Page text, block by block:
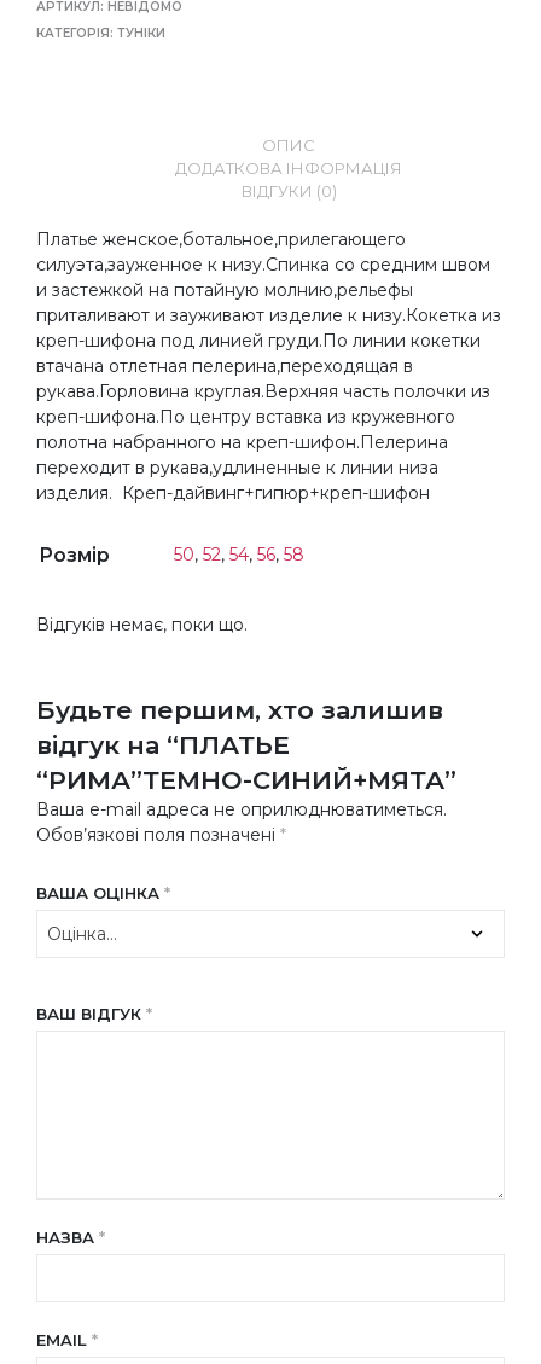
АРТИКУЛ: НЕВІДОМО
КАТЕГОРІЯ: ТУНІКИ
ОПИС
ДОДАТКОВА ІНФОРМАЦІЯ
ВІДГУКИ (0)
Платье женское,ботальное,прилегающего
силуэта,зауженное к низу.Спинка со средним швом
и застежкой на потайную молнию,рельефы
приталивают и зауживают изделие к низу.Кокетка из
креп-шифона под линией груди.По линии кокетки
втачана отлетная пелерина,переходящая в
рукава.Горловина круглая.Верхняя часть полочки из
креп-шифона.По центру вставка из кружевного
полотна набранного на креп-шифон.Пелерина
переходит в рукава,удлиненные к линии низа
изделия.
Креп-дайвинг+гипюр+креп-шифон
Розмір 50, 52, 54, 56, 58
Відгуків немає, поки що.
Будьте першим, хто залишив
відгук на “ПЛАТЬЕ
“РИМА”ТЕМНО-СИНИЙ+МЯТА”
Ваша e-mail адреса не оприлюднюватиметься.
Обов’язкові поля позначені *
ВАША ОЦІНКА *
ВАШ ВІДГУК *
НАЗВА *
EMAIL *